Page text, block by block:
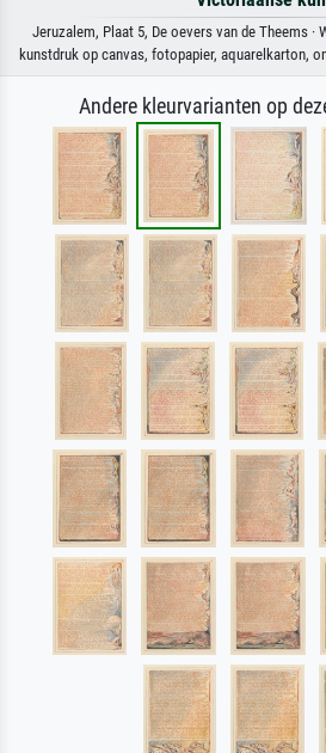
Jeruzalem, Plaat 5, De oevers van de Theems ·
kunstdruk op canvas, fotopapier, aquarelkarton,
Andere kleurvarianten op